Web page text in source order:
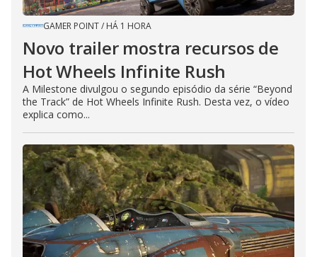
GAMER POINT/ HÁ 1 HORA
Novo trailer mostra recursos de
Hot Wheels Infinite Rush
A Milestone divulgou o segundo episódio da série “Beyond
the Track” de Hot Wheels Infinite Rush. Desta vez, o vídeo
explica como...